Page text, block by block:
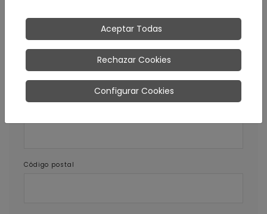
Código postal
Aceptar Todas
Rechazar Cookies
Configurar Cookies